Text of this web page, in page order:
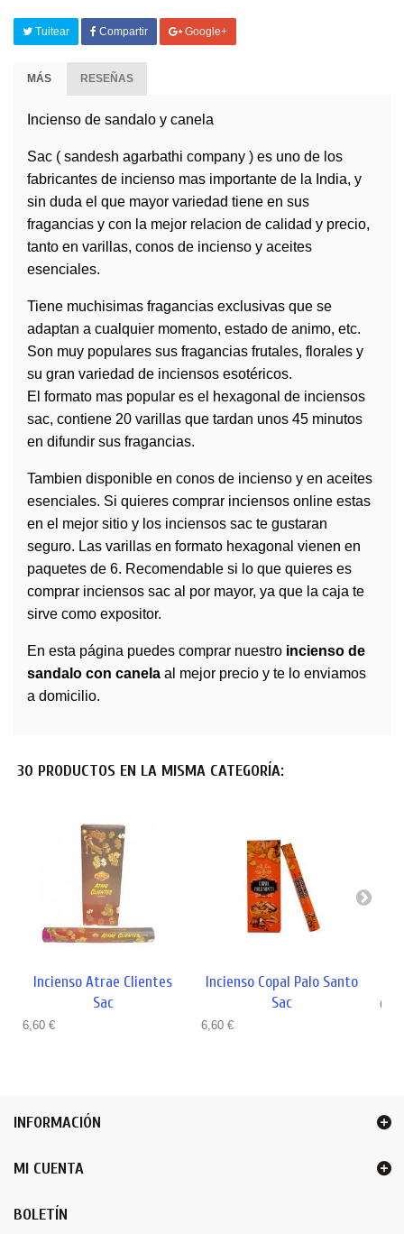
Tuitear Compartir Google+
MÁS RESEÑAS
Incienso de sandalo y canela
Sac ( sandesh agarbathi company ) es uno de los
fabricantes de incienso mas importante de la India, y
sin duda el que mayor variedad tiene en sus
fragancias y con la mejor relacion de calidad y precio,
tanto en varillas, conos de incienso y aceites
esenciales.
Tiene muchisimas fragancias exclusivas que se
adaptan a cualquier momento, estado de animo, etc.
Son muy populares sus fragancias frutales, florales y
su gran variedad de inciensos esotéricos.
El formato mas popular es el hexagonal de inciensos
sac, contiene 20 varillas que tardan unos 45 minutos
en difundir sus fragancias.
Tambien disponible en conos de incienso y en aceites
esenciales. Si quieres comprar inciensos online estas
en el mejor sitio y los inciensos sac te gustaran
seguro. Las varillas en formato hexagonal vienen en
paquetes de 6. Recomendable si lo que quieres es
comprar inciensos sac al por mayor, ya que la caja te
sirve como expositor.
En esta página puedes comprar nuestro incienso de
sandalo con canela al mejor precio y te lo enviamos
a domicilio.
30 PRODUCTOS EN LA MISMA CATEGORÍA:
Incienso Atrae Clientes
Sac
6,60 €
Incienso Copal Palo Santo
Sac
6,60 €
INFORMACIÓN
MI CUENTA
BOLETÍN